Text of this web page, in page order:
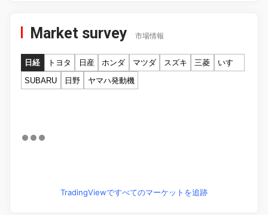
Market survey 市場情報
日経 トヨタ 日産 ホンダ マツダ スズキ 三菱
いすゞ
SUBARU
日野 ヤマハ発動機
TradingViewですべてのマーケットを追跡